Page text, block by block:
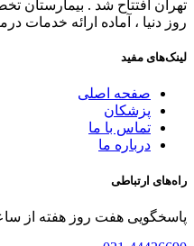
تهران افتتاح شد . بیمارستان
روز دنیا ، آماده ارائه خدمات
لینک‌های مفید
صفحه اصلی
پزشکان
تماس با ما
درباره ما
راه‌های ارتباطی
پاسخگویی هفت روز هفته از ساعت 9